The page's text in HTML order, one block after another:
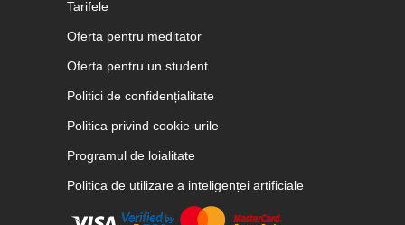
Tarifele
Oferta pentru meditator
Oferta pentru un student
Politici de confidențialitate
Politica privind cookie-urile
Programul de loialitate
Politica de utilizare a inteligenței artificiale